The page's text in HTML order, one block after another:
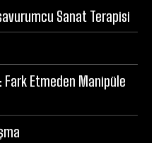
Sanat Terapisi
Etmeden Manipüle